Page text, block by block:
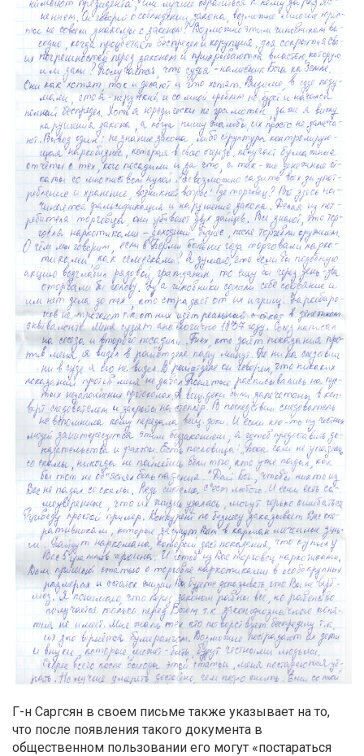
Г-н Саргсян в своем письме также указывает на то,
что после появления такого документа в
общественном пользовании его могут «постараться